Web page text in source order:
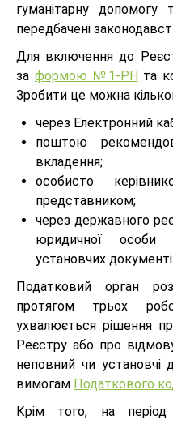
гуманітарну допомогу
передбачені
Для включення до
за формою №1-РНта
Зробити це можна
через Електронний
поштою
вкладення;
особисто
представником;
через державного
юридичної
установчих
Податковий орган
протягом трьох
ухвалюється рішення
Реєстру або про
неповний чи установчі
вимогам Податкового
Крім того, на